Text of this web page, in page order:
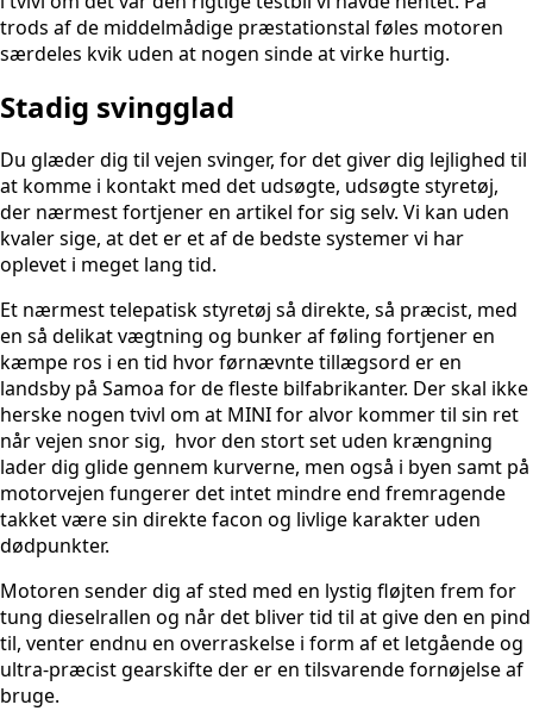
trods af de middelmådige præstationstal føles motoren
særdeles kvik uden at nogen sinde at virke hurtig.
Stadig svingglad
Du glæder dig til vejen svinger, for det giver dig lejlighed til
at komme i kontakt med det udsøgte, udsøgte styretøj,
der nærmest fortjener en artikel for sig selv. Vi kan uden
kvaler sige, at det er et af de bedste systemer vi har
oplevet i meget lang tid.
Et nærmest telepatisk styretøj så direkte, så præcist, med
en så delikat vægtning og bunker af føling fortjener en
kæmpe ros i en tid hvor førnævnte tillægsord er en
landsby på Samoa for de fleste bilfabrikanter. Der skal ikke
herske nogen tvivl om at MINI for alvor kommer til sin ret
når vejen snor sig, hvor den stort set uden krængning
lader dig glide gennem kurverne, men også i byen samt på
motorvejen fungerer det intet mindre end fremragende
takket være sin direkte facon og livlige karakter uden
dødpunkter.
Motoren sender dig af sted med en lystig fløjten frem for
tung dieselrallen og når det bliver tid til at give den en pind
til, venter endnu en overraskelse i form af et letgående og
ultra-præcist gearskifte der er en tilsvarende fornøjelse af
bruge.